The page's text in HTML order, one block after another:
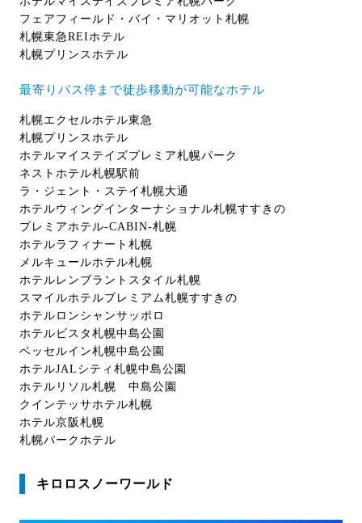
フェアフィールド・バイ・マリオット札幌
札幌東急REIホテル
札幌プリンスホテル
最寄りバス停まで徒歩移動が可能なホテル
札幌エクセルホテル東急
札幌プリンスホテル
ホテルマイステイズプレミア札幌パーク
ネストホテル札幌駅前
ラ・ジェント・ステイ札幌大通
ホテルウィングインターナショナル札幌すすきの
プレミアホテル-CABIN-札幌
ホテルラフィナート札幌
メルキュールホテル札幌
ホテルレンブラントスタイル札幌
スマイルホテルプレミアム札幌すすきの
ホテルロンシャンサッポロ
ホテルビスタ札幌中島公園
ベッセルイン札幌中島公園
ホテルJALシティ札幌中島公園
ホテルリソル札幌 中島公園
クインテッサホテル札幌
ホテル京阪札幌
札幌パークホテル
キロロスノーワールド